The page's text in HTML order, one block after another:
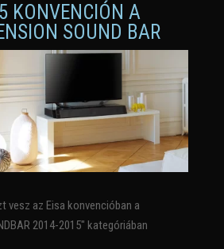
KONVENCIÓN A
SOUND BAR
vesz az Eisa konvencióban a
2014-2015″ kategóriában